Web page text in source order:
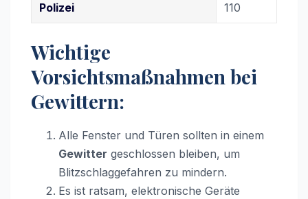
Polizei 110
Wichtige
Vorsichtsmaßnahmen bei
Gewittern:
Alle Fenster und Türen sollten in einem
Gewitter geschlossen bleiben, um
Blitzschlaggefahren zu mindern.
Es ist ratsam, elektronische Geräte